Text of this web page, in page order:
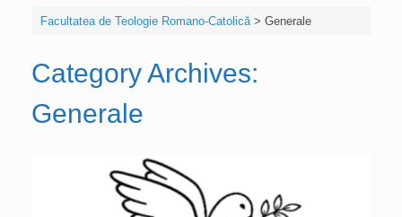
Facultatea de Teologie Romano-Catolică> Generale
Category Archives:
Generale